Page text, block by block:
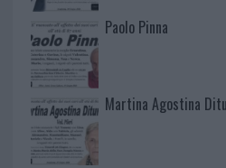
Paolo Pinna
Martina Agostina